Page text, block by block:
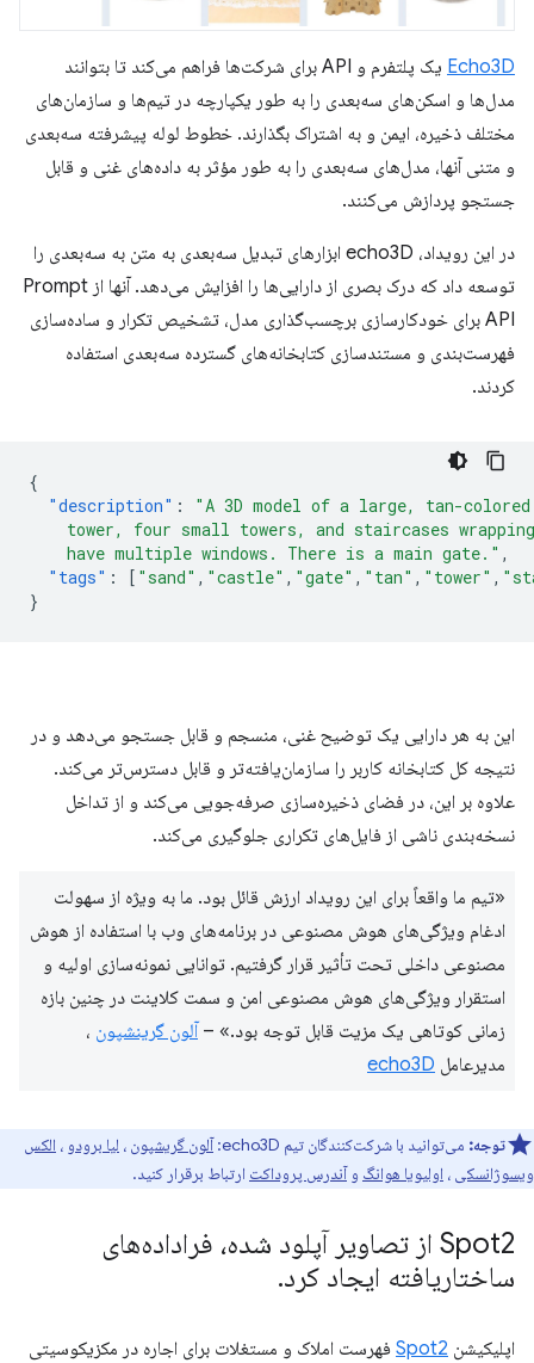
Echo3D
یک پلتفرم و API برای شرکت‌ها فراهم می‌کند تا بتوانند
مدل‌ها و اسکن‌های سه‌بعدی را به طور یکپارچه در تیم‌ها و سازمان‌های
مختلف ذخیره، ایمن و به اشتراک بگذارند. خطوط لوله پیشرفته سه‌بعدی
و متنی آنها، مدل‌های سه‌بعدی را به طور مؤثر به داده‌های غنی و قابل
جستجو پردازش می‌کنند.
در این رویداد، echo3D ابزارهای تبدیل سه‌بعدی به متن به سه‌بعدی را
توسعه داد که درک بصری از دارایی‌ها را افزایش می‌دهد. آنها از Prompt
API برای خودکارسازی برچسب‌گذاری مدل، تشخیص تکرار و ساده‌سازی
فهرست‌بندی و مستندسازی کتابخانه‌های گسترده سه‌بعدی استفاده
کردند.
{
"description" :
"A 3D model of a large, tan-
tower, four small towers, and staircases
    have multiple windows. There is a main gate."
,
"tags" : [ "sand" , "castle" , "gate" , "tan" , "tower" ,
}
این به هر دارایی یک توضیح غنی، منسجم و قابل جستجو می‌دهد و در
نتیجه کل کتابخانه کاربر را سازمان‌یافته‌تر و قابل دسترس‌تر می‌کند.
علاوه بر این، در فضای ذخیره‌سازی صرفه‌جویی می‌کند و از تداخل
نسخه‌بندی ناشی از فایل‌های تکراری جلوگیری می‌کند.
«تیم ما واقعاً برای این رویداد ارزش قائل بود. ما به ویژه از سهولت
ادغام ویژگی‌های هوش مصنوعی در برنامه‌های وب با استفاده از هوش
مصنوعی داخلی تحت تأثیر قرار گرفتیم. توانایی نمونه‌سازی اولیه و
استقرار ویژگی‌های هوش مصنوعی امن و سمت کلاینت در چنین بازه
زمانی کوتاهی یک مزیت قابل توجه بود.» – آلون گرینشپون ،
مدیرعامل echo3D
توجه: می‌توانید با شرکت‌کنندگان تیم echo3D: آلون گریشپون ، لیا برودو ، الکس
ویسوژانسکی ، اولیویا هوانگ وآندرس پروداکت ارتباط برقرار کنید.
Spot2 از تصاویر آپلود شده، فراداده‌های
ساختاریافته ایجاد کرد.
اپلیکیشن Spot2 فهرست املاک و مستغلات برای اجاره در مکزیکوسیتی